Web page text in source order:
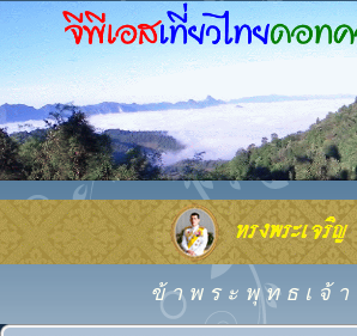
ข้ า พ ร ะ พุ ท ธ เ จ้ า